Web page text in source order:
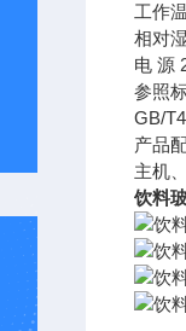
工作
相对
电 源
参照
GB/
产品
主机
饮料